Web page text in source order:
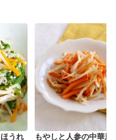
うれ
もやしと人参の中華風